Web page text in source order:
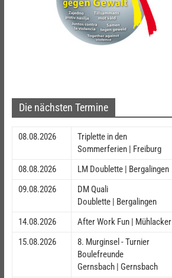
Die nächsten Termine
08.08.2026
Triplette in den
Sommerferien | Freiburg
08.08.2026
LM Doublette | Bergalingen
09.08.2026
DM Quali
Doublette | Bergalingen
14.08.2026
After Work Fun | Mühlacker
15.08.2026
8. Murginsel - Turnier
Boulefreunde
Gernsbach | Gernsbach